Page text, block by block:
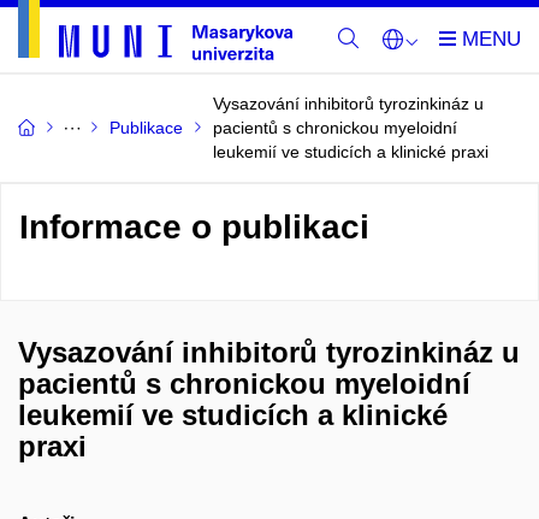
Publikace
Vysazování inhibitorů tyrozinkináz u
pacientů s chronickou myeloidní
leukemií ve studicích a klinické praxi
Informace o publikaci
Vysazování inhibitorů tyrozinkináz u
pacientů s chronickou myeloidní
leukemií ve studicích a klinické
praxi